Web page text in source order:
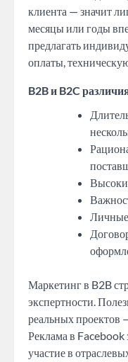
клиента — значит
месяцы или годы
предлагать
оплаты,
B2B и B2C
Личные
Маркетинг в B2B
экспертности.
реальных проектов
Реклама в Facebook
участие в